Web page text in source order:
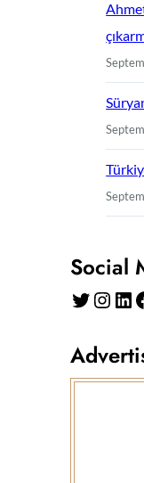
Social
Twitter Instagram LinkedIn